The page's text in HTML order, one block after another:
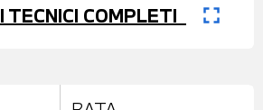
TECNICI COMPLETI fullscreen